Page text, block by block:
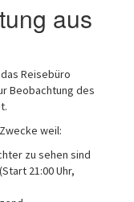
aus
Reisebüro
Beobachtung des
weil:
zu sehen sind
21:00 Uhr,